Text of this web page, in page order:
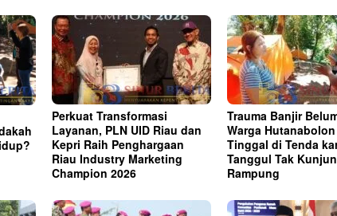
Perkuat Transformasi
Layanan, PLN UID Riau dan
Kepri Raih Penghargaan
Riau Industry Marketing
Champion 2026
Trauma Banjir
Warga
Tinggal di Tenda
Tanggul Tak
Rampung